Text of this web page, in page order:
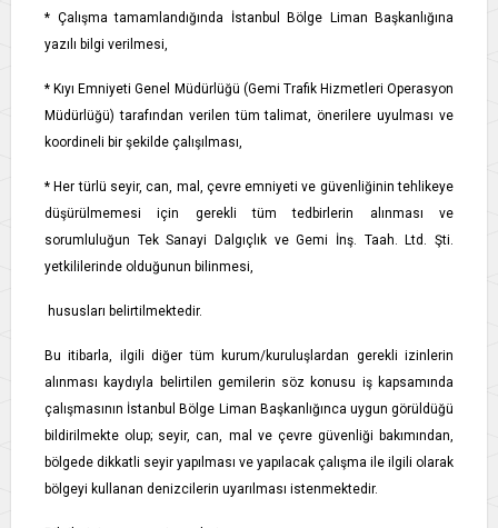
* Çalışma tamamlandığında İstanbul Bölge Liman Başkanlığına
yazılı bilgi verilmesi,
* Kıyı Emniyeti Genel Müdürlüğü (Gemi Trafik Hizmetleri Operasyon
Müdürlüğü) tarafından verilen tüm talimat, önerilere uyulması ve
koordineli bir şekilde çalışılması,
* Her türlü seyir, can, mal, çevre emniyeti ve güvenliğinin tehlikeye
düşürülmemesi için gerekli tüm tedbirlerin alınması ve
sorumluluğun Tek Sanayi Dalgıçlık ve Gemi İnş. Taah. Ltd. Şti.
yetkililerinde olduğunun bilinmesi,
hususları belirtilmektedir.
Bu itibarla, ilgili diğer tüm kurum/kuruluşlardan gerekli izinlerin
alınması kaydıyla belirtilen gemilerin söz konusu iş kapsamında
çalışmasının İstanbul Bölge Liman Başkanlığınca uygun görüldüğü
bildirilmekte olup; seyir, can, mal ve çevre güvenliği bakımından,
bölgede dikkatli seyir yapılması ve yapılacak çalışma ile ilgili olarak
bölgeyi kullanan denizcilerin uyarılması istenmektedir.